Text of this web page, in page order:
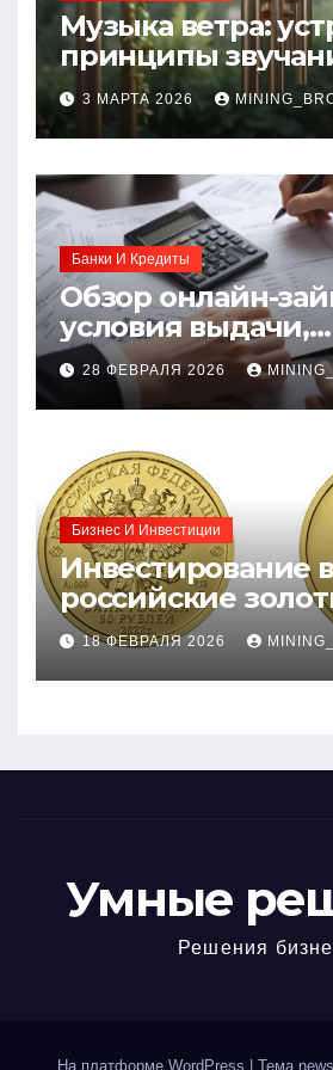
Музыка ветра:
принципы
колокольчиков
3 МАРТА 2026
Банки И Кредиты
Обзор онлайн-
условия выдачи,
процентные
требования к
28 ФЕВРАЛЯ 2026
Бизнес И Инвестиции
Инвестирование в
российские
монеты:
руководство
18 ФЕВРАЛЯ 2026
Умные
Решения
На платформе WordPress | Тема